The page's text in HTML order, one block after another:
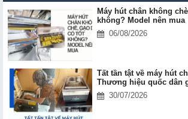
Máy hút chân không
không? Model nên mua
06/08/2026
Tất tần tật về máy hút
Thương hiệu quốc dân
30/07/2026